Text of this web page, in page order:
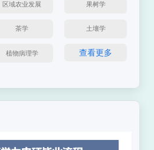
士、硕士生导师3100余人。有中国
坚持立德树人，深化教育教学改
区域农业发展 果树学
茶学 土壤学
植物病理学 查看更多